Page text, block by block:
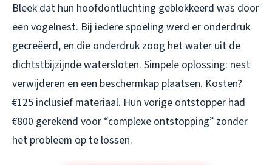
Bleek dat hun hoofdontluchting geblokkeerd was door
een vogelnest. Bij iedere spoeling werd er onderdruk
gecreëerd, en die onderdruk zoog het water uit de
dichtstbijzijnde watersloten. Simpele oplossing: nest
verwijderen en een beschermkap plaatsen. Kosten?
€125 inclusief materiaal. Hun vorige ontstopper had
€800 gerekend voor “complexe ontstopping” zonder
het probleem op te lossen.